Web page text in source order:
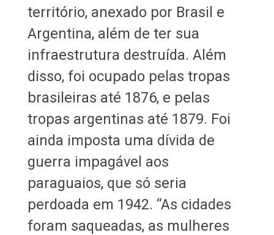
território, anexado por Brasil e
Argentina, além de ter sua
infraestrutura destruída. Além
disso, foi ocupado pelas tropas
brasileiras até 1876, e pelas
tropas argentinas até 1879. Foi
ainda imposta uma dívida de
guerra impagável aos
paraguaios, que só seria
perdoada em 1942. “As cidades
foram saqueadas, as mulheres